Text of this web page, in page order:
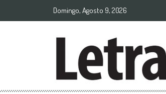
Domingo, Agosto 9, 2026